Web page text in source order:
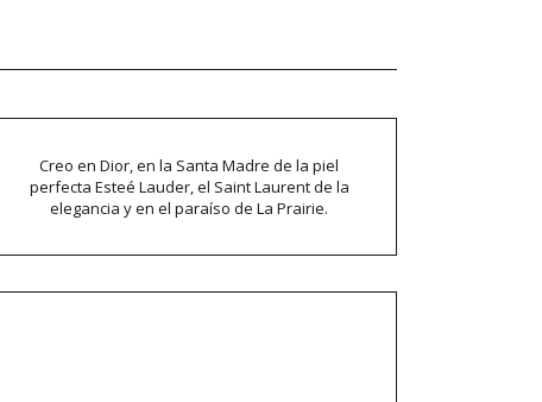
Creo en Dior, en la Santa Madre de la piel
perfecta Esteé Lauder, el Saint Laurent de la
elegancia y en el paraíso de La Prairie.